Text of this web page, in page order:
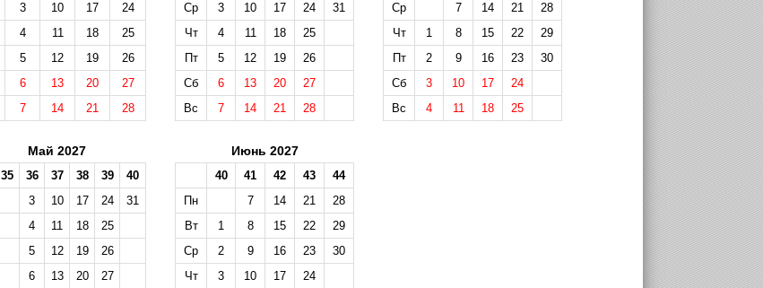
3 10 17
24
4 11 18
25
5 12 19
26
6 13 20
27
7 14 21 28
Ср
3 10 17 24
31
Чт
4 11 18
25
Пт
5 12 19
26
Сб
6 13 20
27
Вс
7 14 21 28
Ср
7 14 21
28
Чт
1 8 15 22
29
Пт
2 9 16 23
30
Сб
3 10 17
24
Вс
4 11 18 25
Май 2027
35 36 37 38 39
40
3 10 17 24
31
4 11 18
25
5 12 19
26
6 13 20 27
Июнь 2027
40 41 42 43
44
Пн
7 14 21
28
Вт
1 8 15 22
29
Ср
2 9 16 23
30
Чт
3 10 17 24